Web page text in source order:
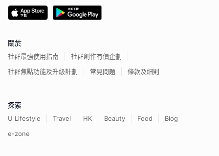
關於
社群最強使用指南
社群創作有價企劃
社群焦點功能及升級計劃
常見問題 條款及細則
探索
U Lifestyle Travel HK Beauty Food
Blog
e-zone